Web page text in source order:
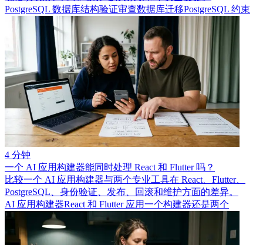
PostgreSQL 数据库结构验证审查数据库迁移PostgreSQL 约束
4 分钟
一个 AI 应用构建器能同时处理 React 和 Flutter 吗？
比较一个 AI 应用构建器与两个专业工具在 React、Flutter、
PostgreSQL、身份验证、发布、回滚和维护方面的差异。
AI 应用构建器React 和 Flutter 应用一个构建器还是两个